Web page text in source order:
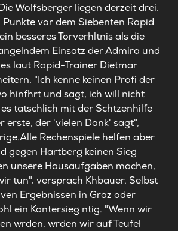
Wolfsberger liegen derzeit drei,
Punkte vor dem Siebenten Rapid
besseres Torverhltnis als die
Einsatz der Admira und
laut Rapid-Trainer Dietmar
"Ich kenne keinen Profi der
hinfhrt und sagt, ich will nicht
tatschlich mit der Schtzenhilfe
erste, der 'vielen Dank' sagt",
Rechenspiele helfen aber
gegen Hartberg keinen Sieg
unsere Hausaufgaben machen,
tun", versprach Khbauer. Selbst
Ergebnissen in Graz oder
ein Kantersieg ntig. "Wenn wir
wrden, wrden wir auf Teufel